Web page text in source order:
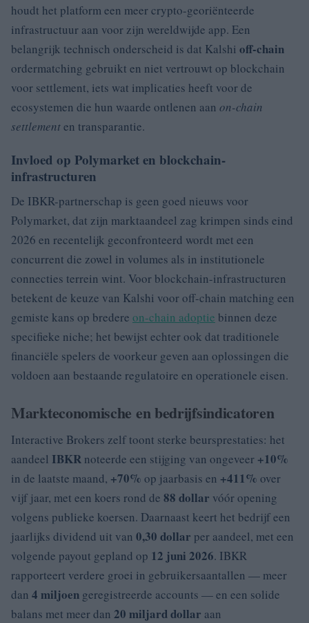
houdt het platform een meer crypto-georiënteerde
infrastructuur aan voor zijn wereldwijde app. Een
belangrijk technisch onderscheid is dat Kalshi off-chain
ordermatching gebruikt en niet vertrouwt op blockchain
voor settlement, iets wat implicaties heeft voor de
ecosystemen die hun waarde ontlenen aan on-chain
settlementen transparantie.
Invloed op Polymarket en blockchain-
infrastructuren
De IBKR-partnerschap is geen goed nieuws voor
Polymarket, dat zijn marktaandeel zag krimpen sinds eind
2026 en recentelijk geconfronteerd wordt met een
concurrent die zowel in volumes als in institutionele
connecties terrein wint. Voor blockchain-infrastructuren
betekent de keuze van Kalshi voor off-chain matching een
gemiste kans op bredere on-chain adoptie binnen deze
specifieke niche; het bewijst echter ook dat traditionele
financiële spelers de voorkeur geven aan oplossingen die
voldoen aan bestaande regulatoire en operationele eisen.
Markteconomische en bedrijfsindicatoren
Interactive Brokers zelf toont sterke beursprestaties: het
aandeel IBKR noteerde een stijging van ongeveer +10%
in de laatste maand, +70% op jaarbasis en +411% over
vijf jaar, met een koers rond de 88 dollar vóór opening
volgens publieke koersen. Daarnaast keert het bedrijf een
jaarlijks dividend uit van 0,30 dollar per aandeel, met een
volgende payout gepland op 12 juni 2026. IBKR
rapporteert verdere groei in gebruikersaantallen — meer
dan 4 miljoen geregistreerde accounts — en een solide
balans met meer dan 20 miljard dollar aan